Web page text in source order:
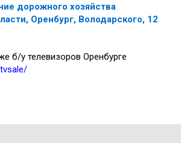
дорожного хозяйства
Оренбург, Володарского, 12
б/у телевизоров Оренбурге